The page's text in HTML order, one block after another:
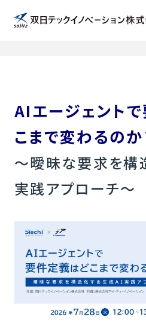
トップページ
AIエージェント
こまで変わるのか
〜曖昧な要求を構
実践アプローチ〜